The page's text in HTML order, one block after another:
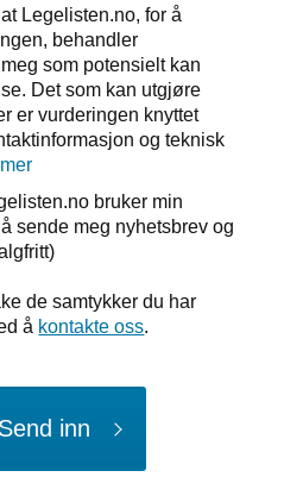
Legelisten.no, for å
behandler
som potensielt kan
Det som kan utgjøre
er vurderingen knyttet
og teknisk
bruker min
sende meg nyhetsbrev og
de samtykker du har
å kontakte oss.
Send inn